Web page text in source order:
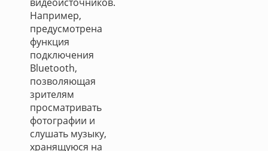
Например,
предусмотрена
функция
подключения
Bluetooth,
позволяющая
зрителям
просматривать
фотографии и
слушать музыку,
хранящуюся на